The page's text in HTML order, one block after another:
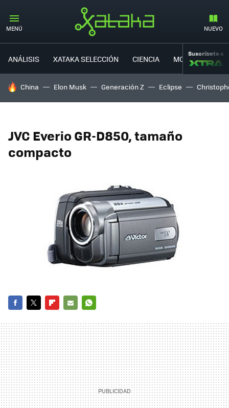
MENÚ NUEVO
ANÁLISIS XATAKA SELECCIÓN CIENCIA MOVILIDAD
Suscríbete a
HOY SE HABLA DE
China Elon Musk Generación Z Eclipse
JVC Everio GR-D850, tamaño
compacto
MAIL